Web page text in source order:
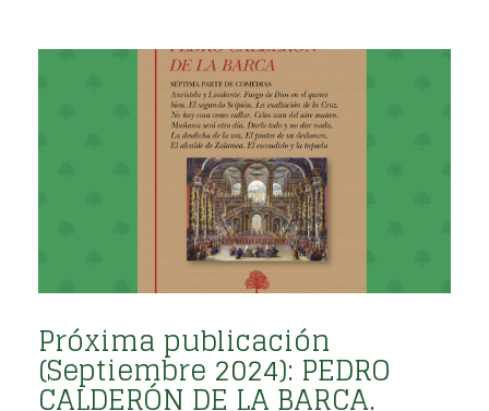
Próxima publicación
(Septiembre 2024): PEDRO
CALDERÓN DE LA BARCA.